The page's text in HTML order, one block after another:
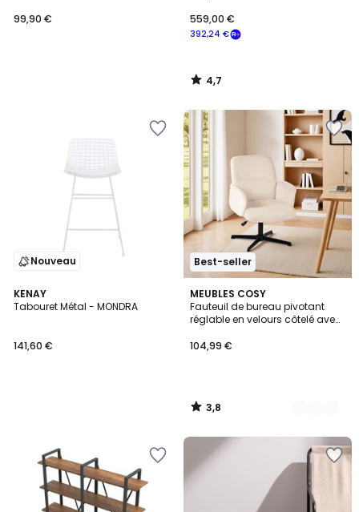
99,90 €
392,24 €
559,00 €
4,7
/
Nouveau
KENAY
Tabouret Métal - MONDRA
141,60 €
Best-seller
MEUBLES COSY
Fauteuil de bureau pivotant
réglable en velours côtelé avec
noir, THOMASINACORDO
104,99 €
3,8
/ 5
3
Couleurs
3,8
/